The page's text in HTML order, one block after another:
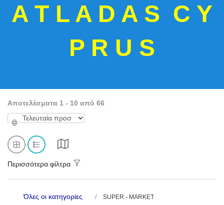
A T L A D A S C Y
P R U S
Αποτελέσματα 1 - 10 από 66
Περισσότερα φίλτρα
Όλες οι κατηγορίες SUPER - MARKET